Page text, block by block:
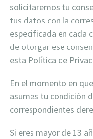
solicitaremos tu
tus datos con la
especificada en cada
de otorgar ese
esta Política de
En el momento en
asumes tu condición
correspondientes
Si eres mayor de 13